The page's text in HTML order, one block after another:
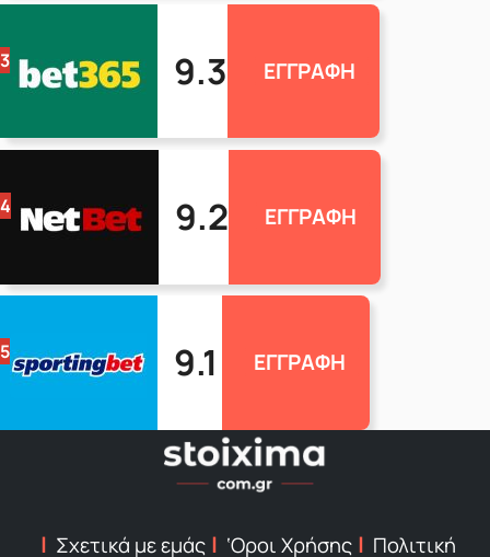
3 9.3 ΕΓΓΡΑΦΗ
4 9.2 ΕΓΓΡΑΦΗ
5 9.1 ΕΓΓΡΑΦΗ
Σχετικά με εμάς ‘Οροι Χρήσης Πολιτική